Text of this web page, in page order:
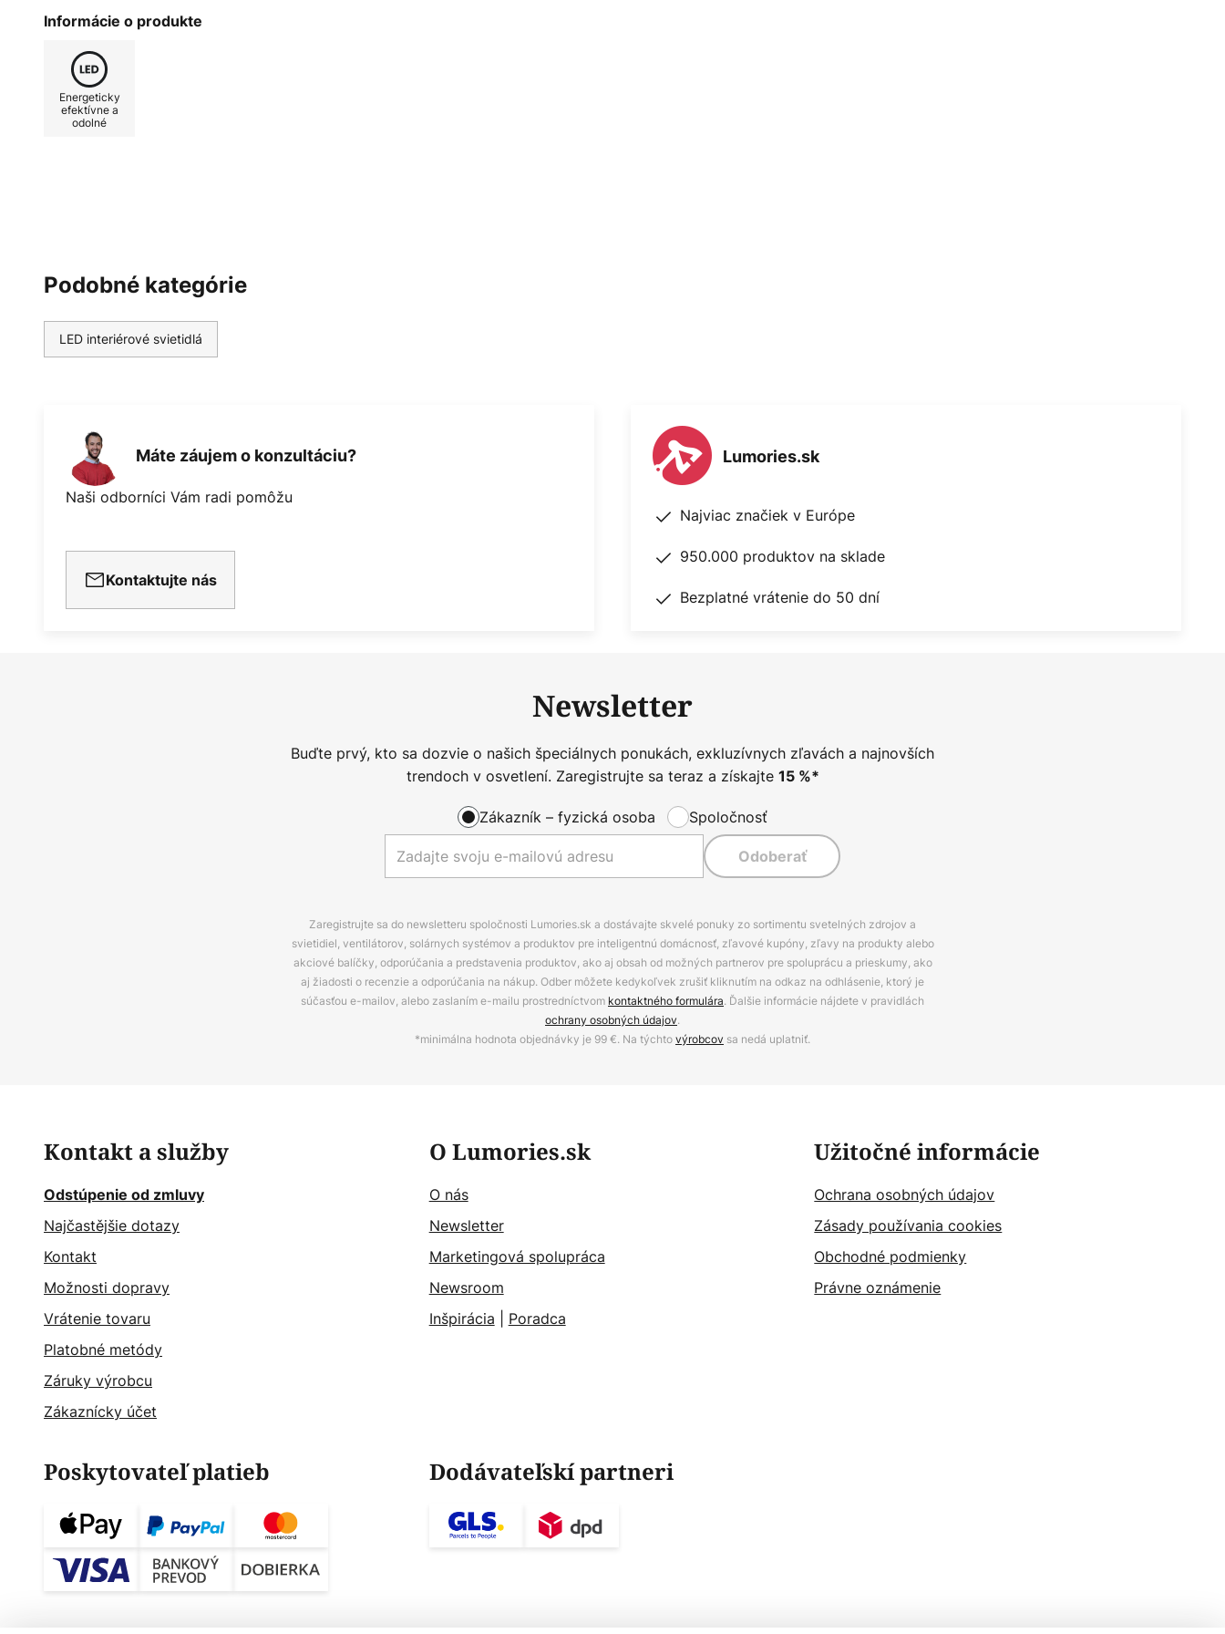
závislosti od smeru pohľadu. LED modul svieti teplou bielou
farbou svetla, ktorá sa pri stlmení stáva ešte teplejšou - čo je
Informácie o produkte
Energeticky
efektívne a
odolné
Podobné kategórie
LED interiérové svietidlá
Máte záujem o konzultáciu?
Naši odborníci Vám radi pomôžu
Kontaktujte nás
Lumories.sk
Najviac značiek v Európe
950.000 produktov na sklade
Bezplatné vrátenie do 50 dní
Newsletter
Buďte prvý, kto sa dozvie o našich špeciálnych ponukách, exkluzívnych zľavách a najnovších
trendoch v osvetlení. Zaregistrujte sa teraz a získajte 15%*
Zákazník – fyzická osoba Spoločnosť
Odoberať
Zaregistrujte sa do newsletteru spoločnosti Lumories.sk a dostávajte skvelé ponuky zo sortimentu svetelných zdrojov a
svietidiel, ventilátorov, solárnych systémov a produktov pre inteligentnú domácnosť, zľavové kupóny, zľavy na produkty alebo
akciové balíčky, odporúčania a predstavenia produktov, ako aj obsah od možných partnerov pre spoluprácu a prieskumy, ako
aj žiadosti o recenzie a odporúčania na nákup. Odber môžete kedykoľvek zrušiť kliknutím na odkaz na odhlásenie, ktorý je
súčasťou e-mailov, alebo zaslaním e-mailu prostredníctvom kontaktného formulára. Ďalšie informácie nájdete v pravidlách
ochrany osobných údajov.
*minimálna hodnota objednávky je 99 €. Na týchtovýrobcov sa nedá uplatniť.
Kontakt a služby
Odstúpenie od zmluvy
Najčastějšie dotazy
Kontakt
Možnosti dopravy
Vrátenie tovaru
Platobné metódy
Záruky výrobcu
Zákaznícky účet
O Lumories.sk
O nás
Newsletter
Marketingová spolupráca
Newsroom
Inšpirácia
Poradca
Užitočné informácie
Ochrana osobných údajov
Zásady používania cookies
Obchodné podmienky
Právne oznámenie
Poskytovateľ platieb Dodávateľskí partneri